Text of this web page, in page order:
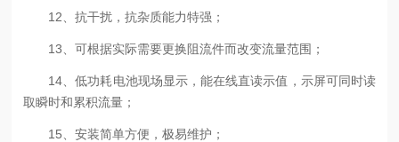
12、抗干扰，抗杂质能力特强；
13、可根据实际需要更换阻流件而改变流量范围；
14、低功耗电池现场显示，能在线直读示值，示屏可同时读
取瞬时和累积流量；
15、安装简单方便，极易维护；